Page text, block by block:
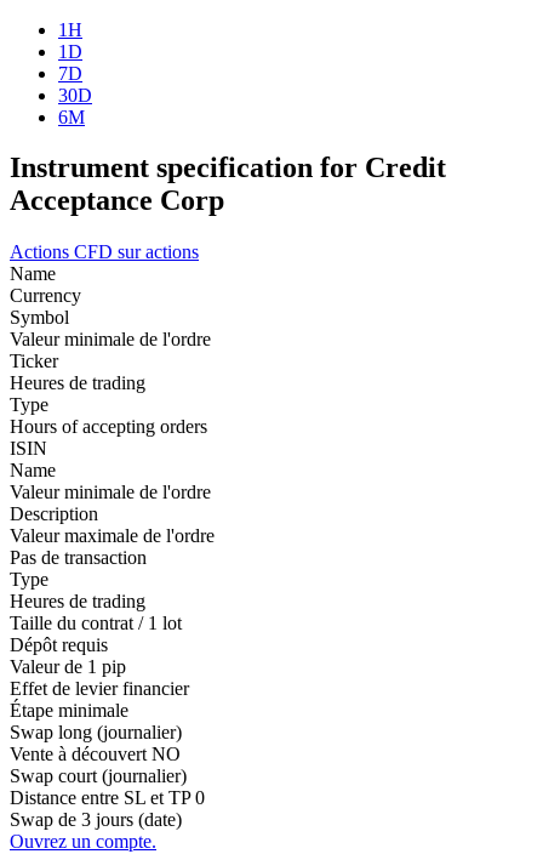
1H
1D
7D
30D
6M
Instrument specification for Credit
Acceptance Corp
Actions CFD sur actions
Name
Currency
Symbol
Valeur minimale de l'ordre
Ticker
Heures de trading
Type
Hours of accepting orders
ISIN
Name
Valeur minimale de l'ordre
Description
Valeur maximale de l'ordre
Pas de transaction
Type
Heures de trading
Taille du contrat / 1 lot
Dépôt requis
Valeur de 1 pip
Effet de levier financier
Étape minimale
Swap long (journalier)
Vente à découvert NO
Swap court (journalier)
Distance entre SL et TP 0
Swap de 3 jours (date)
Ouvrez un compte.